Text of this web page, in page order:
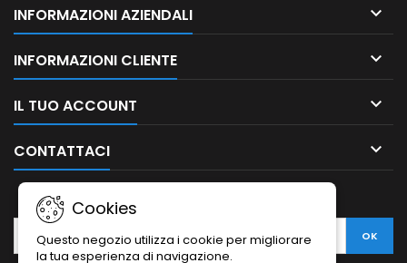
INFORMAZIONI AZIENDALI 
INFORMAZIONI CLIENTE 
IL TUO ACCOUNT 
CONTATTACI 
Cookies
Questo negozio utilizza i cookie per migliorare
la tua esperienza di navigazione.